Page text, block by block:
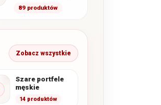
może tworzyć
karty…
89 produktów
Zobacz wszystkie
Szare portfele
męskie
14 produktów